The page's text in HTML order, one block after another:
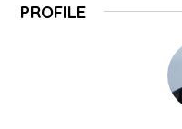
PROFILE